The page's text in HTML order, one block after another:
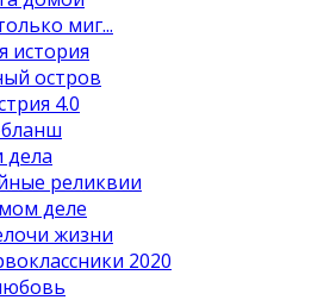
миг...
история
остров
4.0
реликвии
деле
жизни
2020